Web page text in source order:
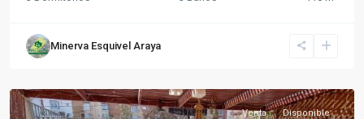
Minerva Esquivel Araya
Venta Disponible